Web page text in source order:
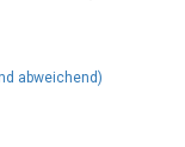
abweichend)